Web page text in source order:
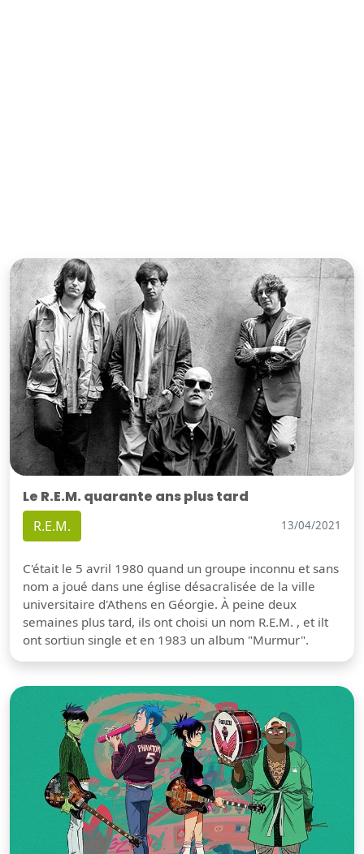
Le R.E.M. quarante ans plus tard
R.E.M. 13/04/2021
C'était le 5 avril 1980 quand un groupe inconnu et sans
nom a joué dans une église désacralisée de la ville
universitaire d'Athens en Géorgie. À peine deux
semaines plus tard, ils ont choisi un nom R.E.M. , et ilt
ont sortiun single et en 1983 un album "Murmur".